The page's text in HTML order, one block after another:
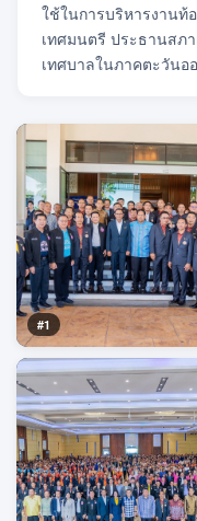
ใช้ในการบริหารงานท้
เทศมนตรี ประธานสภ
เทศบาลในภาคตะวันอ
#1